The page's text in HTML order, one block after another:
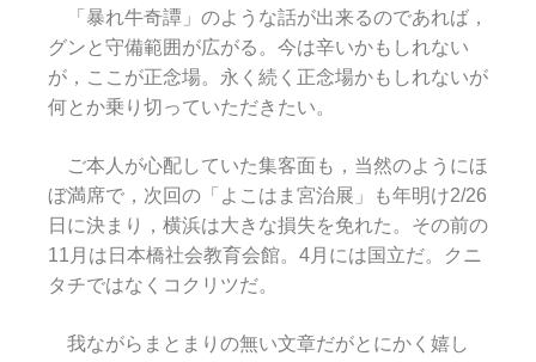
「暴れ牛奇譚」のような話が出来るのであれば，
グンと守備範囲が広がる。今は辛いかもしれない
が，ここが正念場。永く続く正念場かもしれないが
何とか乗り切っていただきたい。
ご本人が心配していた集客面も，当然のようにほ
ぼ満席で，次回の「よこはま宮治展」も年明け2/26
日に決まり，横浜は大きな損失を免れた。その前の
11月は日本橋社会教育会館。4月には国立だ。クニ
タチではなくコクリツだ。
我ながらまとまりの無い文章だがとにかく嬉し